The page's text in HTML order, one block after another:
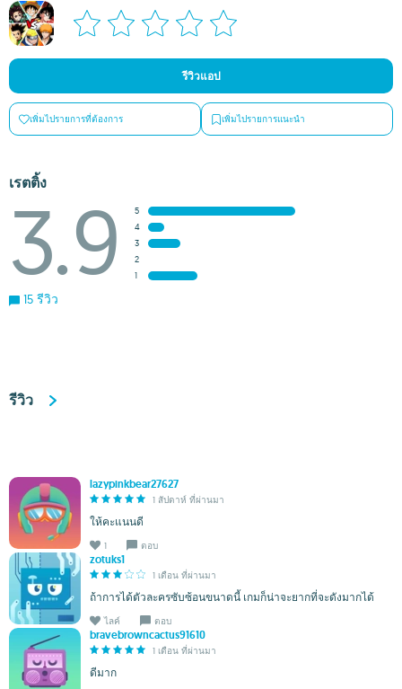
รีวิวแอป
เพิ่มไปรายการที่ต้องการ เพิ่มไปรายการแนะนำ
เรตติ้ง
3.9
5
4
3
2
1
15 รีวิว
รีวิว
lazypinkbear27627
1 สัปดาห์ ที่ผ่านมา
ให้คะแนนดี
1 ตอบ
zotuks1
1 เดือน ที่ผ่านมา
ถ้าการได้ตัวละครซับซ้อนขนาดนี้ เกมก็น่าจะยากที่จะดังมากได้
ไลค์ ตอบ
bravebrowncactus91610
1 เดือน ที่ผ่านมา
ดีมาก